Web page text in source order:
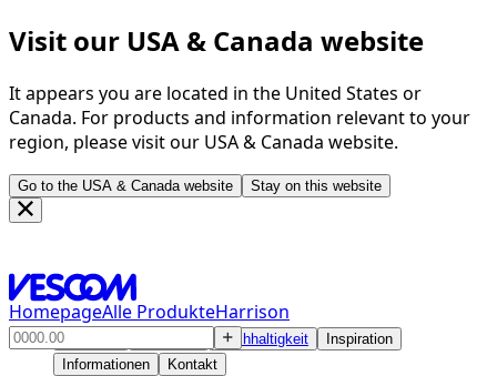
Visit our USA & Canada website
It appears you are located in the United States or
Canada. For products and information relevant to your
region, please visit our USA & Canada website.
Go to the USA & Canada website Stay on this website
HomepageAlle ProdukteHarrison
Produkte Nachhaltigkeit
Inspiration
Informationen
Kontakt